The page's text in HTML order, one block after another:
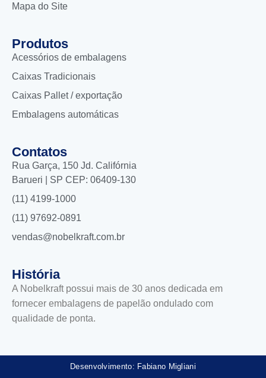
Mapa do Site
Produtos
Acessórios de embalagens
Caixas Tradicionais
Caixas Pallet / exportação
Embalagens automáticas
Contatos
Rua Garça, 150 Jd. Califórnia
Barueri | SP CEP: 06409-130
(11) 4199-1000
(11) 97692-0891
vendas@nobelkraft.com.br
História
A Nobelkraft possui mais de 30 anos dedicada em
fornecer embalagens de papelão ondulado com
qualidade de ponta.
Desenvolvimento: Fabiano Migliani